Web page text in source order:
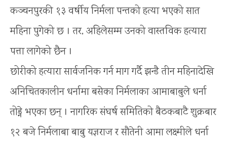
कञ्चनपुरकी १३ वर्षीय निर्मला पन्तको हत्या भएको सात
महिना पुगेको छ । तर, अहिलेसम्म उनको वास्तविक हत्यारा
पत्ता लागेको छैन ।
छोरीको हत्यारा सार्वजनिक गर्न माग गर्दै झन्डै तीन महिनादेखि
अनिचितकालीन धर्नामा बसेका निर्मलाका आमाबाबुले धर्ना
तोड्ने भएका छन् । नागरिक संघर्ष समितिको बैठकबाटै शुक्रबार
१२ बजे निर्मलाबा बाबु यज्ञराज र सौतेनी आमा लक्ष्मीले धर्ना